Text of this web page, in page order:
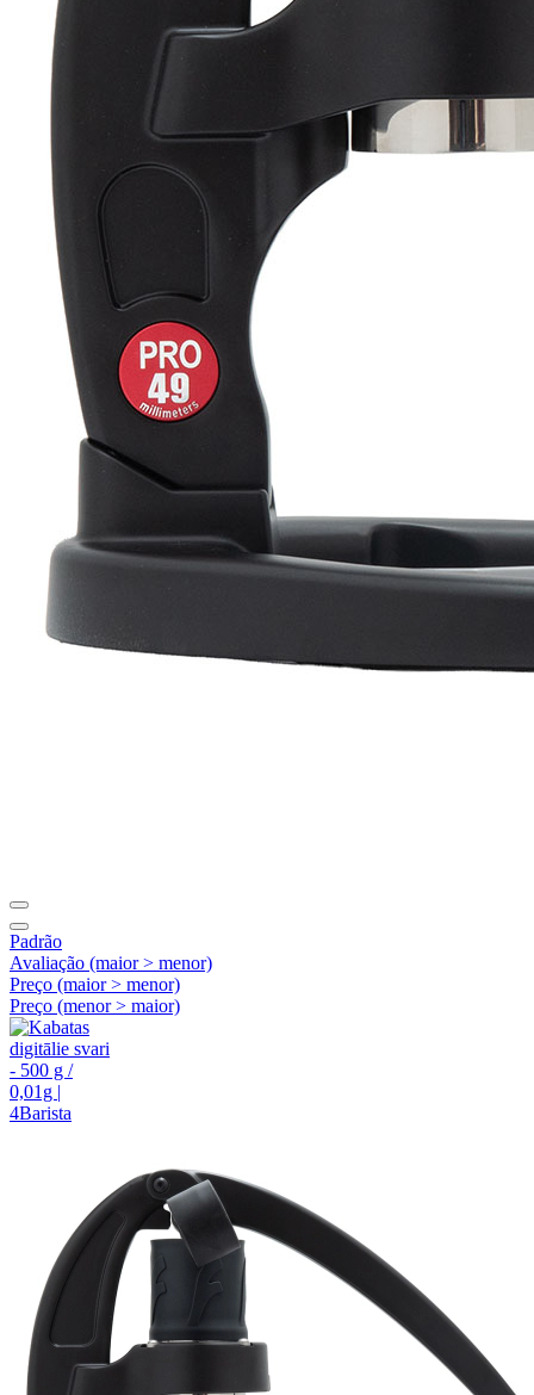
Padrão
Avaliação (maior > menor)
Preço (maior > menor)
Preço (menor > maior)